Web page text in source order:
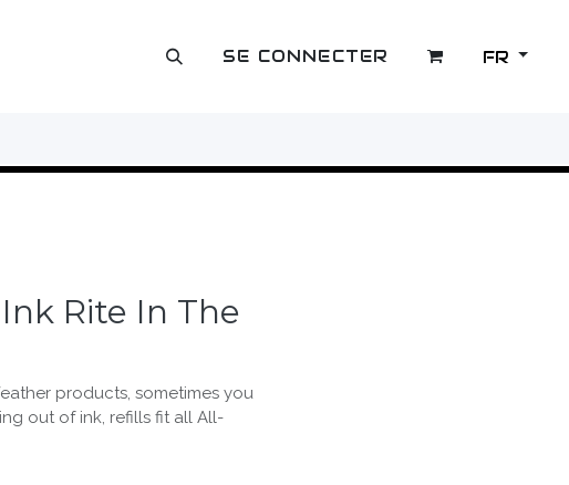
OUTLET SE CONNECTER FR
Rite In The
products, sometimes you
out of ink, refills fit all All-